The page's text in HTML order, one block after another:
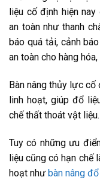
liệu cố định hiện
an toàn như thanh
báo quá tải, cảnh
an toàn cho hàng
Bàn nâng thủy lực cố
linh hoạt, giúp đổ
chế thất thoát vật liệu.
Tuy có những ưu
liệu cũng có hạn chế
hoạt như bàn nâng